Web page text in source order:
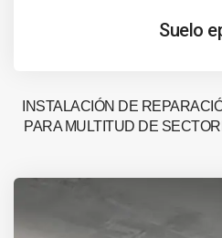
Suelo
INSTALACIÓN DE
PARA MULTITUD DE